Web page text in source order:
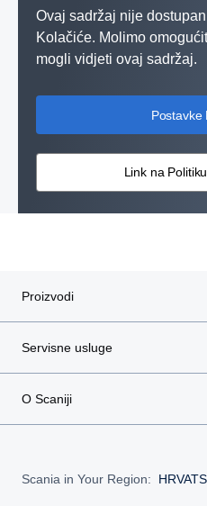
Ovaj sadržaj nije
Kolačiće. Molimo
mogli vidjeti ovaj sadržaj.
Postavke
Link na
Proizvodi
Servisne usluge
O Scaniji
Scania in Your Region: